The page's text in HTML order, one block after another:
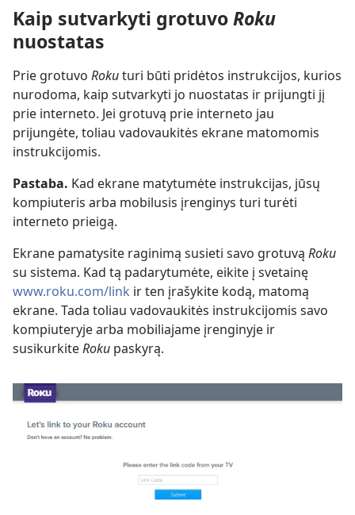
Kaip sutvarkyti grotuvoRoku
nuostatas
Prie grotuvo Rokuturi būti pridėtos instrukcijos, kurios
nurodoma, kaip sutvarkyti jo nuostatas ir prijungti jį
prie interneto. Jei grotuvą prie interneto jau
prijungėte, toliau vadovaukitės ekrane matomomis
instrukcijomis.
Pastaba. Kad ekrane matytumėte instrukcijas, jūsų
kompiuteris arba mobilusis įrenginys turi turėti
interneto prieigą.
Ekrane pamatysite raginimą susieti savo grotuvą Roku
su sistema. Kad tą padarytumėte, eikite į svetainę
www.roku.com/link ir ten įrašykite kodą, matomą
ekrane. Tada toliau vadovaukitės instrukcijomis savo
kompiuteryje arba mobiliajame įrenginyje ir
susikurkiteRoku paskyrą.